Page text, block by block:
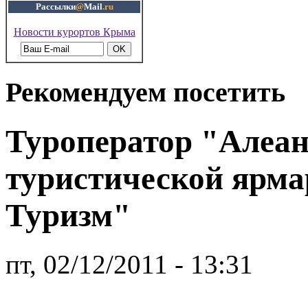
Рассылки@Mail.ru
Новости курортов Крыма
Рекомендуем посетить
Туроператор
туристической
Туризм"
пт, 02/12/2011 - 13:31